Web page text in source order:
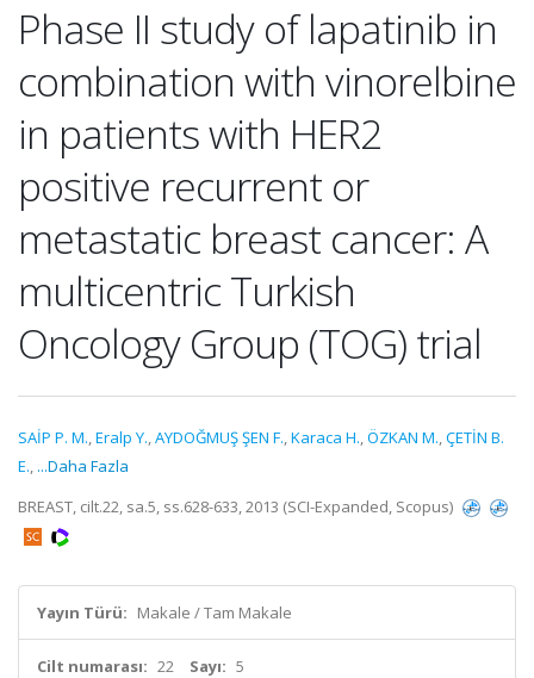
Phase II study of lapatinib in
combination with vinorelbine
in patients with HER2
positive recurrent or
metastatic breast cancer: A
multicentric Turkish
Oncology Group (TOG) trial
SAİP P. M.,Eralp Y.,AYDOĞMUŞ ŞEN F.,Karaca H.,ÖZKAN M.,ÇETİN B.
E., ...Daha Fazla
BREAST, cilt.22, sa.5, ss.628-633, 2013 (SCI-Expanded, Scopus)
Yayın Türü: Makale / Tam Makale
Cilt numarası: 22 Sayı: 5